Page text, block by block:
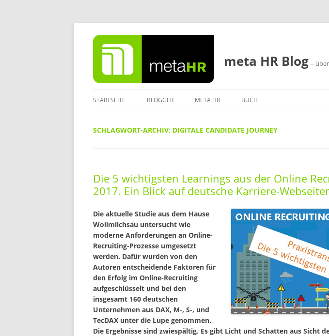
Zum
Inhalt
springen
meta HR Blog –
STARTSEITE BLOGGER META HR BUCH
SCHLAGWORT-ARCHIV: DIGITALE CANDIDATE JOURNEY
Die 5 wichtigsten Learnings aus der Online
2017. Ein Blick auf deutsche Karriere-
Die aktuelle Studie aus dem Hause
Wollmilchsau untersucht wie
moderne Anforderungen an Online-
Recruiting-Prozesse umgesetzt
werden. Dafür wurden von den
Autoren entscheidende Faktoren für
den Erfolg im Online-Recruiting
aufgeschlüsselt und bei den
insgesamt 160 deutschen
Unternehmen aus DAX, M-, S-, und
TecDAX unter die Lupe genommen.
Die Ergebnisse sind zwiespältig. Es gibt Licht und Schatten aus Sicht